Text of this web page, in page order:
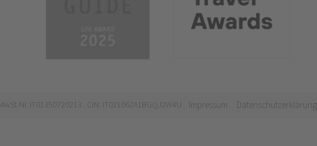
Nr. IT01350720213 . CIN: IT021062A1BGQJ2W4U . Impressum . Datenschutzerklärung